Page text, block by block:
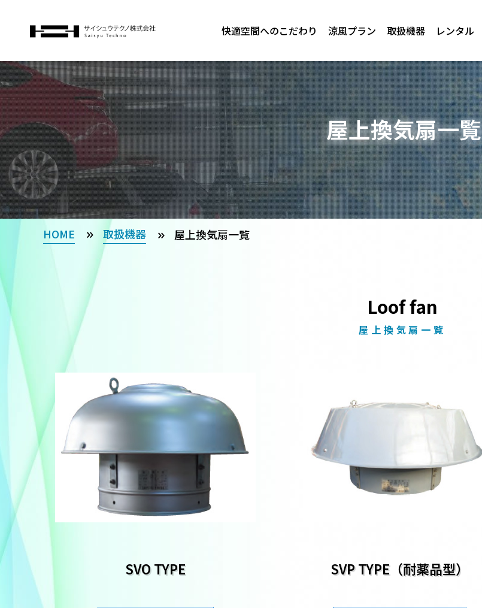
快適空間へのこだわり 涼風プラン 取扱機器 レンタル
屋上換気扇一覧
HOME 取扱機器 屋上換気扇一覧
Loof fan
屋上換気扇一覧
SVO TYPE SVP TYPE（耐薬品型）